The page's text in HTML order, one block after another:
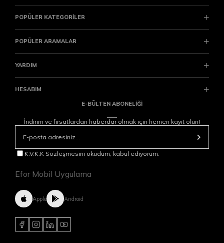
POPÜLER KATEGORİLER
POPÜLER ARAMALAR
YARDIM
HESABIM
E-BÜLTEN ABONELİĞİ
İndirim ve fırsatlardan haberdar olmak için hemen kayıt olun!
K.V.K.K Sözleşmesini okudum, kabul ediyorum.
Efor Mobil Uygulama
Apple Android